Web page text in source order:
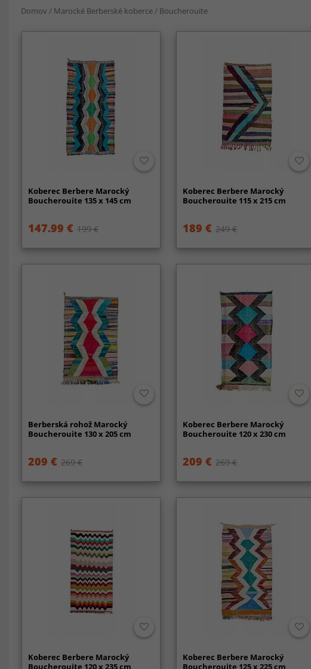
Domov / Marocké Berberské koberce/ Boucherouite
Koberec Berbere Marocký
Boucherouite 135 x 145 cm
147.99 € 199 €
Koberec Berbere Marocký
Boucherouite 115 x 215 cm
189 € 249 €
Berberská rohož Marocký
Boucherouite 130 x 205 cm
209 € 269 €
Koberec Berbere Marocký
Boucherouite 120 x 230 cm
209 € 269 €
Koberec Berbere Marocký
Koberec Berbere Marocký